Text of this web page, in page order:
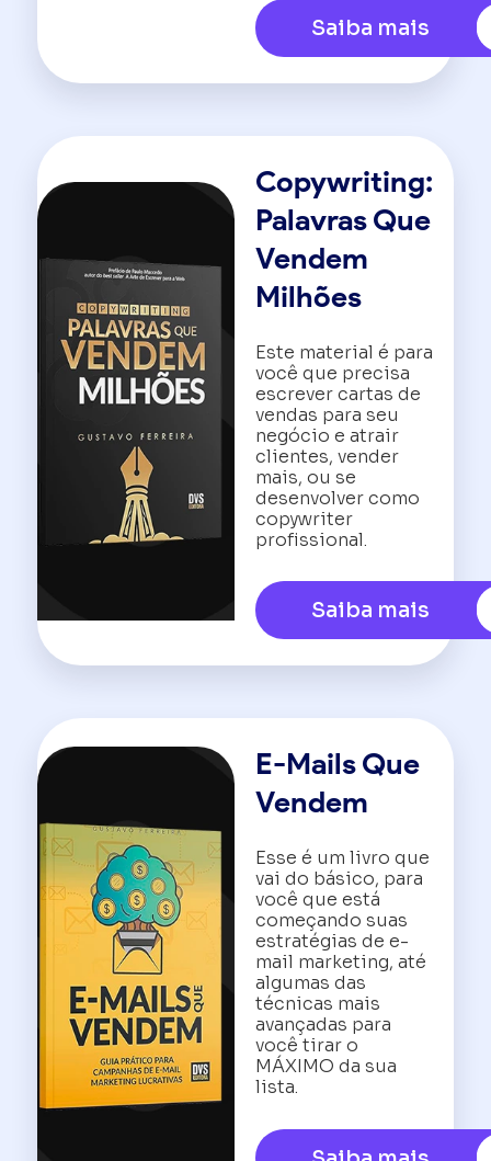
Saiba mais
Copywriting:
Palavras Que
Vendem
Milhões
Este material é para
você que precisa
escrever cartas de
vendas para seu
negócio e atrair
clientes, vender
mais, ou se
desenvolver como
copywriter
profissional.
Saiba mais
E-Mails Que
Vendem
Esse é um livro que
vai do básico, para
você que está
começando suas
estratégias de e-
mail marketing, até
algumas das
técnicas mais
avançadas para
você tirar o
MÁXIMO da sua
lista.